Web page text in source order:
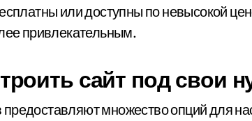
или доступны по невысокой
привлекательным.
сайт под свои
множество опций для